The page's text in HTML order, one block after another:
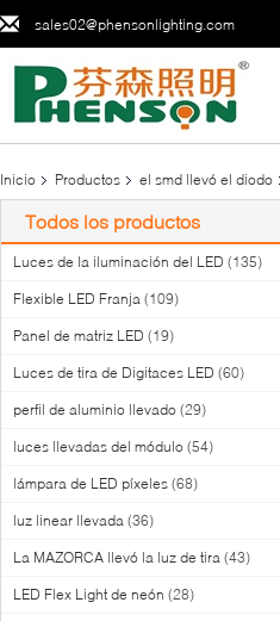
sales02@phensonlighting.com
Inicio Productos el smd llevó el diodo
Todos los productos
Luces de la iluminación del LED (135)
Flexible LED Franja (109)
Panel de matriz LED (19)
Luces de tira de Digitaces LED (60)
perfil de aluminio llevado (29)
luces llevadas del módulo (54)
lámpara de LED píxeles (68)
luz linear llevada (36)
La MAZORCA llevó la luz de tira (43)
LED Flex Light de neón (28)